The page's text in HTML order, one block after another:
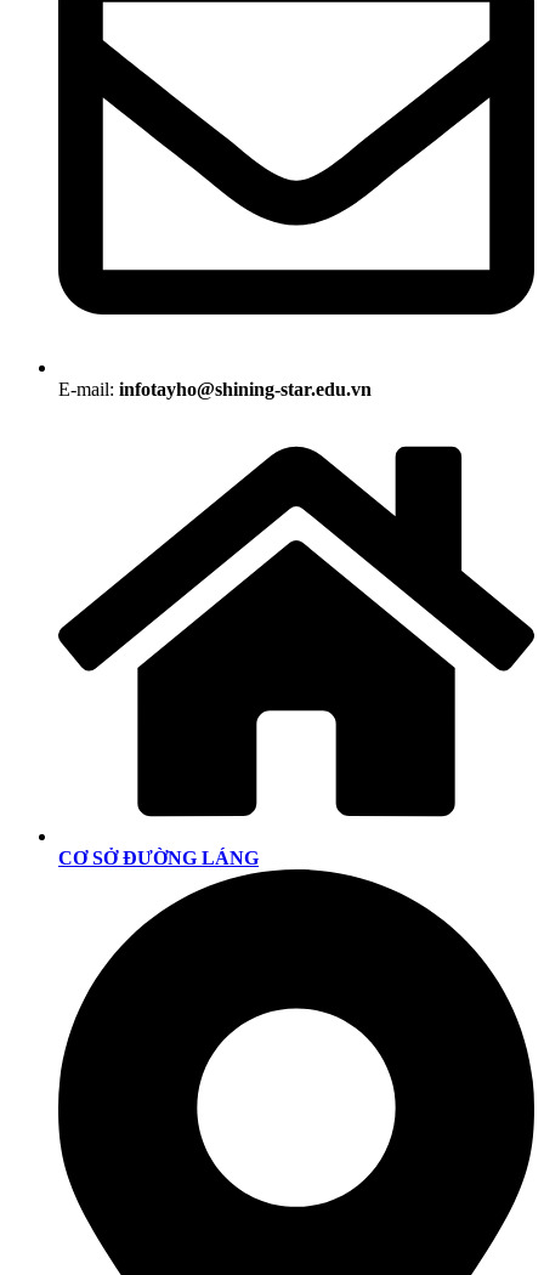
E-mail: infotayho@shining-star.edu.vn
CƠ SỞ ĐƯỜNG LÁNG